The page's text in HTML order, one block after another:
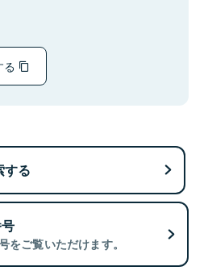
る
する
をご覧いただけます。